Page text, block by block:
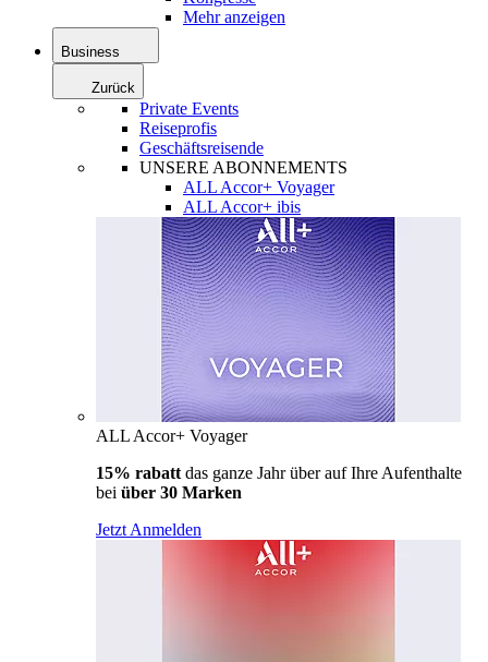
Mehr anzeigen
Business
Zurück
Private Events
Reiseprofis
Geschäftsreisende
UNSERE ABONNEMENTS
ALL Accor+ Voyager
ALL Accor+ ibis
ALL Accor+ Voyager
15% rabatt das ganze Jahr über auf Ihre Aufenthalte
bei über 30 Marken
Jetzt Anmelden